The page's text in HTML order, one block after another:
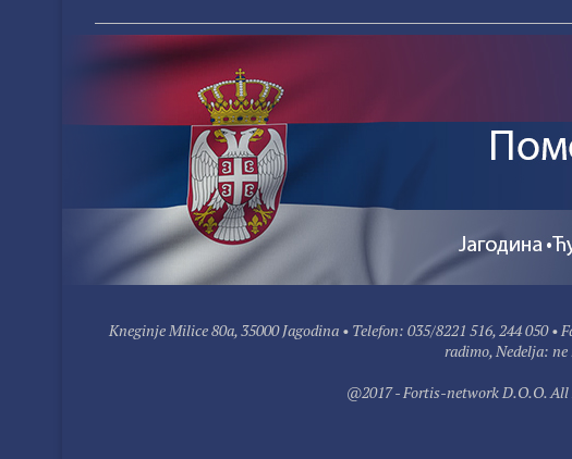
Kneginje Milice 80a, 35000 Jagodina • Telefon: 035/8221 516, 244 050
radimo, Nedelja:
@2017 - Fortis-network D.O.O. All